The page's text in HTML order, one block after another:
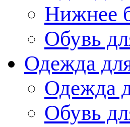
Нижнее
Обувь
Одежда
Одежда
Обувь